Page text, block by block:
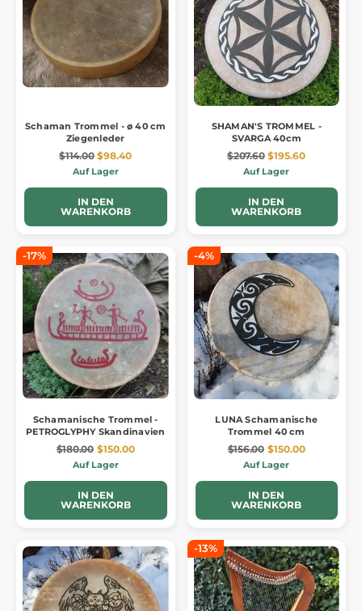
Schaman Trommel - ø 40 cm
Ziegenleder
$114.00 $98.40
Auf Lager
IN DEN
WARENKORB
SHAMAN'S TROMMEL -
SVARGA 40cm
$207.60 $195.60
Auf Lager
IN DEN
WARENKORB
-17%
Schamanische Trommel -
PETROGLYPHY Skandinavien
$180.00 $150.00
Auf Lager
IN DEN
WARENKORB
-4%
LUNA Schamanische
Trommel 40 cm
$156.00 $150.00
Auf Lager
IN DEN
WARENKORB
-13%